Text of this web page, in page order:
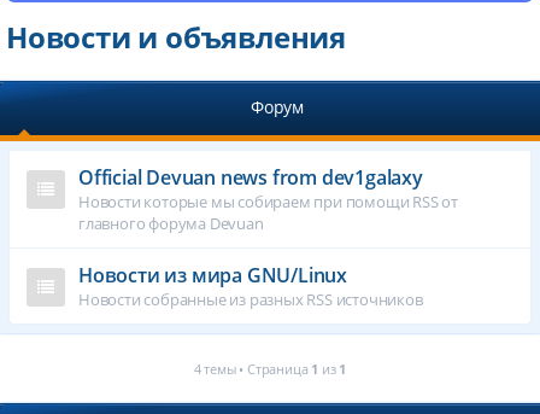
Новости и объявления
Форум
Official Devuan news from dev1galaxy
Новости которые мы собираем при помощи RSS от
главного форума Devuan
Новости из мира GNU/Linux
Новости собранные из разных RSS источников
4 темы • Страница 1 из 1